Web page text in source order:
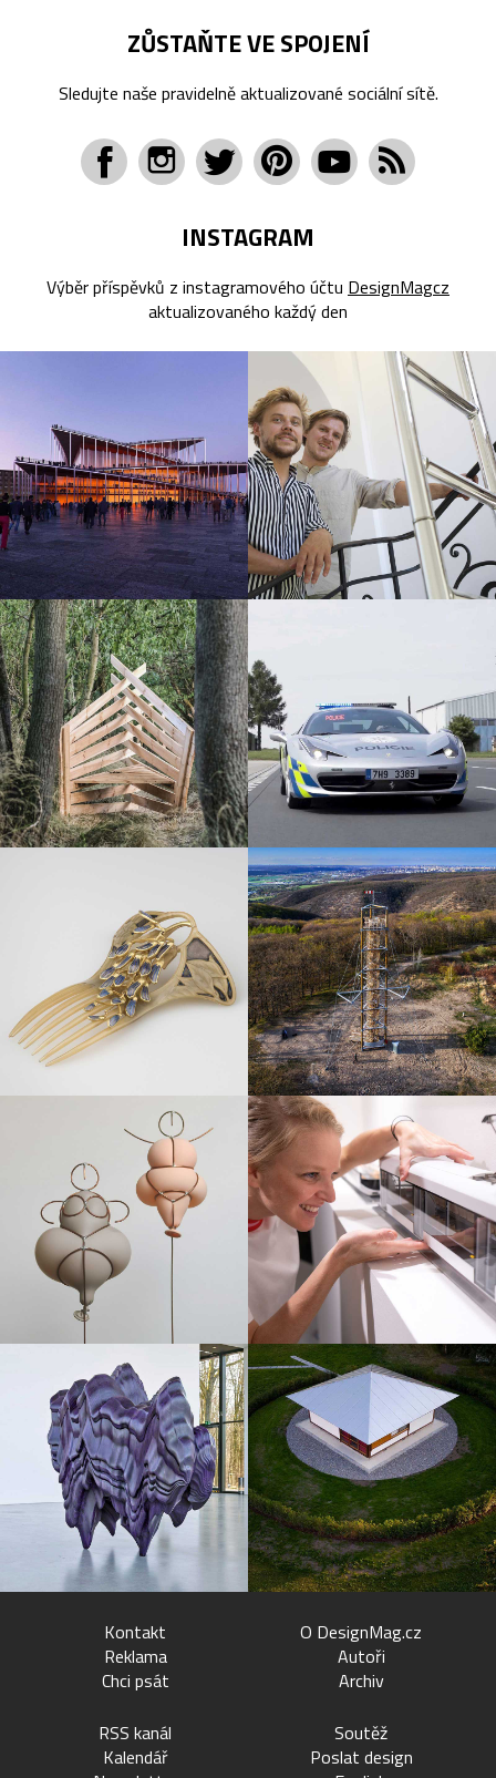
ZŮSTAŇTE VE SPOJENÍ
Sledujte naše pravidelně aktualizované sociální sítě.
INSTAGRAM
Výběr příspěvků z instagramového účtu DesignMagcz
aktualizovaného každý den
Kontakt
Reklama
Chci psát
O DesignMag.cz
Autoři
Archiv
RSS kanál
Kalendář
Soutěž
Poslat design